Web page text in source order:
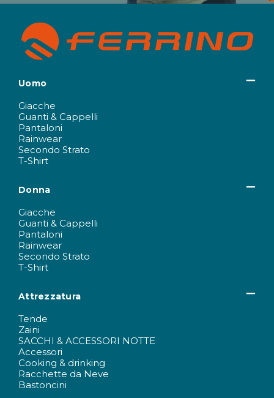
Uomo
Giacche
Guanti & Cappelli
Pantaloni
Rainwear
Secondo Strato
T-Shirt
Donna
Giacche
Guanti & Cappelli
Pantaloni
Rainwear
Secondo Strato
T-Shirt
Attrezzatura
Tende
Zaini
SACCHI & ACCESSORI NOTTE
Accessori
Cooking & drinking
Racchette da Neve
Bastoncini